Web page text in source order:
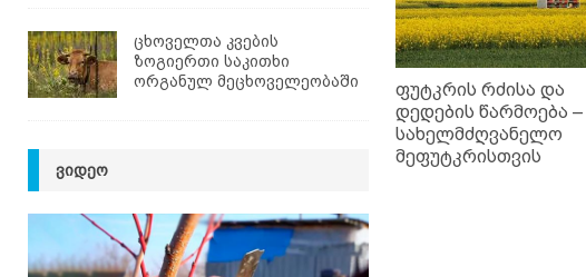
ფუტკრის რძისა და
დედების წარმოება –
სახელმძღვანელო
მეფუტკრისთვის
ცხოველთა კვების
ზოგიერთი საკითხი
ორგანულ მეცხოველეობაში
ᲕᲘᲓᲔᲝ